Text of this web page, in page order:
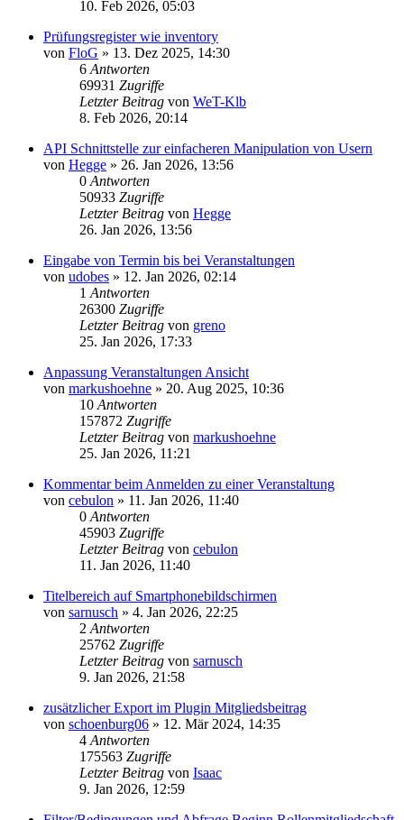
10. Feb 2026, 05:03
Prüfungsregister wie inventory
von FloG » 13. Dez 2025, 14:30
6 Antworten
69931 Zugriffe
Letzter Beitrag von WeT-Klb
8. Feb 2026, 20:14
API Schnittstelle zur einfacheren Manipulation von Usern
von Hegge » 26. Jan 2026, 13:56
0 Antworten
50933 Zugriffe
Letzter Beitrag von Hegge
26. Jan 2026, 13:56
Eingabe von Termin bis bei Veranstaltungen
von udobes » 12. Jan 2026, 02:14
1 Antworten
26300 Zugriffe
Letzter Beitrag von greno
25. Jan 2026, 17:33
Anpassung Veranstaltungen Ansicht
von markushoehne » 20. Aug 2025, 10:36
10 Antworten
157872 Zugriffe
Letzter Beitrag von markushoehne
25. Jan 2026, 11:21
Kommentar beim Anmelden zu einer Veranstaltung
von cebulon » 11. Jan 2026, 11:40
0 Antworten
45903 Zugriffe
Letzter Beitrag von cebulon
11. Jan 2026, 11:40
Titelbereich auf Smartphonebildschirmen
von sarnusch » 4. Jan 2026, 22:25
2 Antworten
25762 Zugriffe
Letzter Beitrag von sarnusch
9. Jan 2026, 21:58
zusätzlicher Export im Plugin Mitgliedsbeitrag
von schoenburg06 » 12. Mär 2024, 14:35
4 Antworten
175563 Zugriffe
Letzter Beitrag von Isaac
9. Jan 2026, 12:59